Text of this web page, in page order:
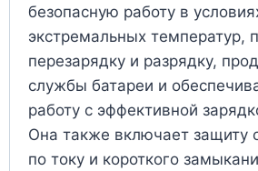
безопасную работу в
экстремальных температур,
перезарядку и разрядку,
службы батареи и
работу с эффективной
Она также включает защиту
по току и короткого